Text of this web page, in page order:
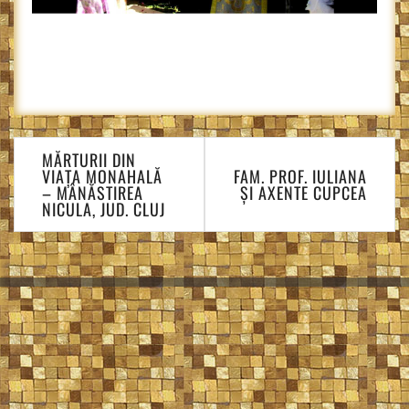
Navigare
în
articole
MĂRTURII DIN
VIAȚA MONAHALĂ
– MÂNĂSTIREA
NICULA, JUD. CLUJ
FAM. PROF. IULIANA
ȘI AXENTE CUPCEA